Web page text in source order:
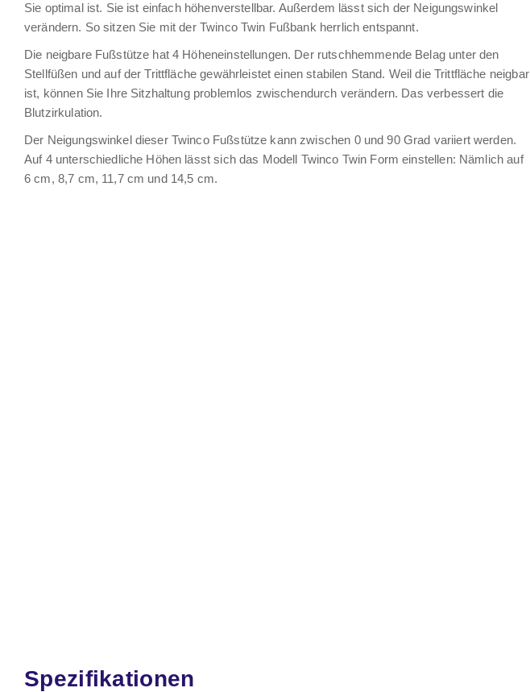
Sie optimal ist. Sie ist einfach höhenverstellbar. Außerdem lässt sich der Neigungswinkel
verändern. So sitzen Sie mit der Twinco Twin Fußbank herrlich entspannt.
Die neigbare Fußstütze hat 4 Höheneinstellungen. Der rutschhemmende Belag unter den
Stellfüßen und auf der Trittfläche gewährleistet einen stabilen Stand. Weil die Trittfläche neigbar
ist, können Sie Ihre Sitzhaltung problemlos zwischendurch verändern. Das verbessert die
Blutzirkulation.
Der Neigungswinkel dieser Twinco Fußstütze kann zwischen 0 und 90 Grad variiert werden.
Auf 4 unterschiedliche Höhen lässt sich das Modell Twinco Twin Form einstellen: Nämlich auf
6 cm, 8,7 cm, 11,7 cm und 14,5 cm.
Spezifikationen